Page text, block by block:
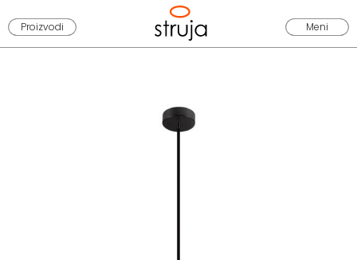
Proizvodi Meni